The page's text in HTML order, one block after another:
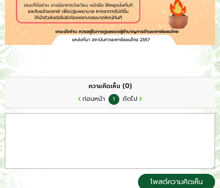
ความคิดเห็น (0)
ก่อนหน้า 1 ถัดไป
โพสต์ความคิดเห็น